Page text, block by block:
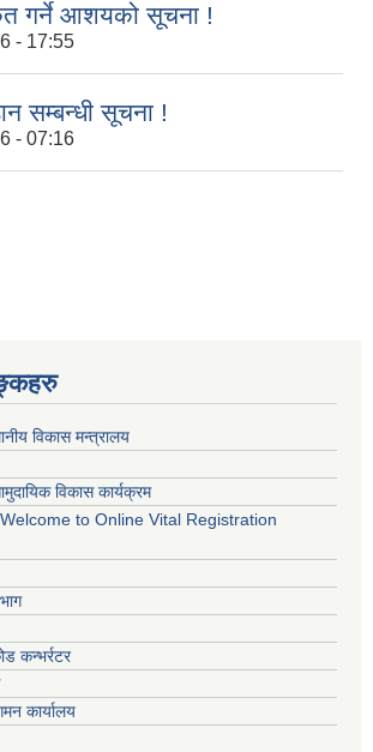
गर्ने आशयको सूचना !
- 17:55
सम्बन्धी सूचना !
- 07:16
विकास मन्त्रालय
विकास कार्यक्रम
(Welcome to Online Vital Registration
कन्भर्रटर
कार्यालय